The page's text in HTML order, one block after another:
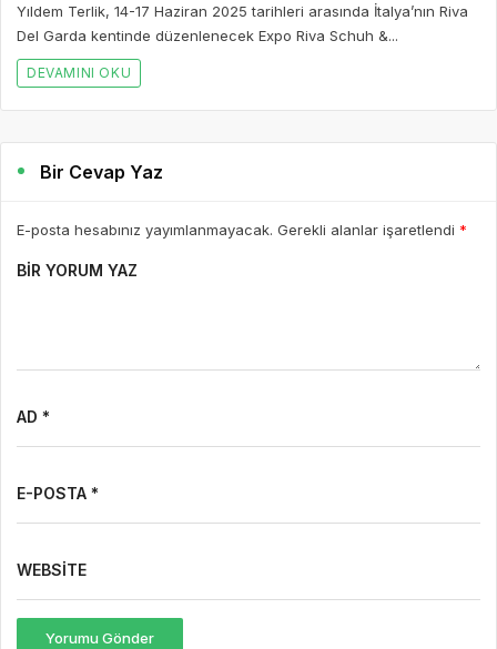
Yıldem Terlik, 14-17 Haziran 2025 tarihleri arasında İtalya’nın Riva
Del Garda kentinde düzenlenecek Expo Riva Schuh &...
DEVAMINI OKU
Bir Cevap Yaz
E-posta hesabınız yayımlanmayacak. Gerekli alanlar işaretlendi *
BIR YORUM YAZ
AD *
E-POSTA *
WEBSITE
Yorumu Gönder